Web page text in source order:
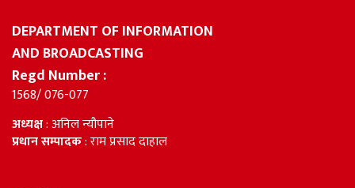
DEPARTMENT OF INFORMATION
AND BROADCASTING
Regd Number :
1568/ 076-077
अध्यक्ष: अनिल न्यौपाने
प्रधान सम्पादक: राम प्रसाद दाहाल